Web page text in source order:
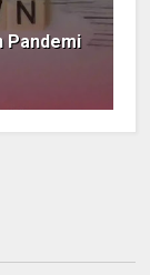
Pandemi